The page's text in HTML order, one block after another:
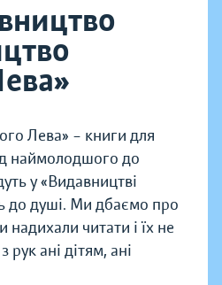
Лева» – книги для
наймолодшого до
у «Видавництві
до душі. Ми дбаємо про
читати і їх не
рук ані дітям, ані